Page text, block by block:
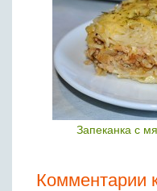
Запеканка с
Комментарии